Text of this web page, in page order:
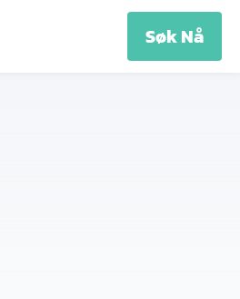
Søk Nå